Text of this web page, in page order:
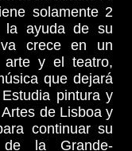
solamente 2
la ayuda de su
crece en un
arte y el teatro,
que dejará
pintura y
de Lisboa y
continuar su
la Grande-